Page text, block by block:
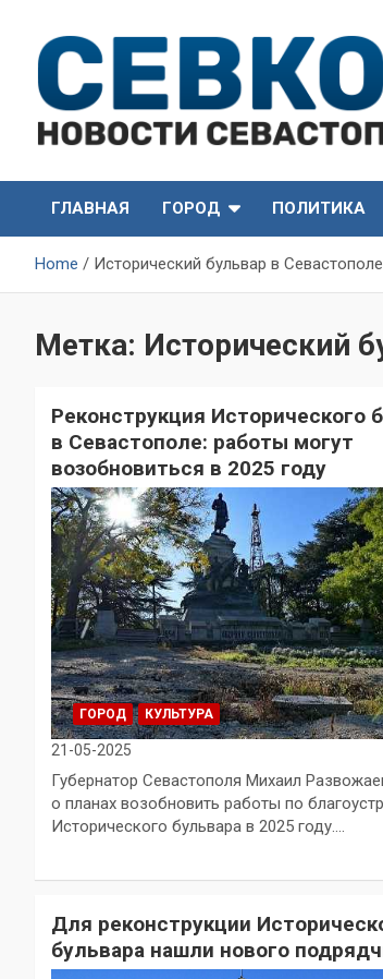
content
СевКор —
Севастополя
Севастополя
ГЛАВНАЯ
ГОРОД ПОЛИТИКА
Home Исторический бульвар в Севастополе
Метка: Исторический
Реконструкция Исторического
в Севастополе: работы могут
возобновиться в 2025 году
ГОРОД КУЛЬТУРА
21-05-2025
Губернатор Севастополя Михаил
о планах возобновить работы по
Исторического бульвара в 2025 году.…
Для реконструкции
бульвара нашли нового